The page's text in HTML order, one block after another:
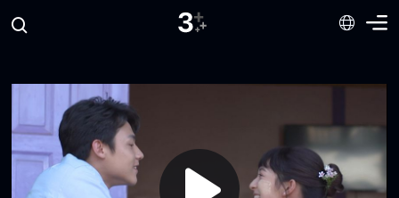
เมื่อไหร่จะยอมให้เมยจีบสักที
ฉันเกลียดคนทรยศ